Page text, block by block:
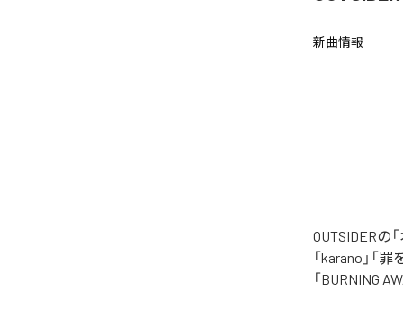
新曲情報
OUTSIDERの
「karano」「
「BURNING